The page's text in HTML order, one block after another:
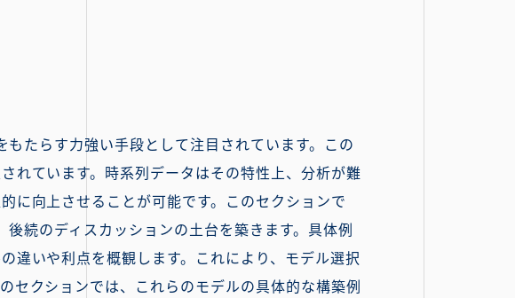
たらす力強い手段として注目されています。この
れています。時系列データはその特性上、分析が難
に向上させることが可能です。このセクションで
続のディスカッションの土台を築きます。具体例
違いや利点を概観します。これにより、モデル選択
セクションでは、これらのモデルの具体的な構築例